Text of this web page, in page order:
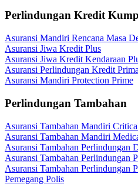
Perlindungan Kredit
Asuransi Mandiri Rencana Masa
Asuransi Jiwa Kredit Plus
Asuransi Jiwa Kredit Kendaraan
Asuransi Perlindungan Kredit Prima
Asuransi Mandiri Protection Prime
Perlindungan Tambahan
Asuransi Tambahan Mandiri
Asuransi Tambahan Mandiri
Asuransi Tambahan Perlindungan
Asuransi Tambahan Perlindungan
Asuransi Tambahan Perlindungan
Pemegang Polis